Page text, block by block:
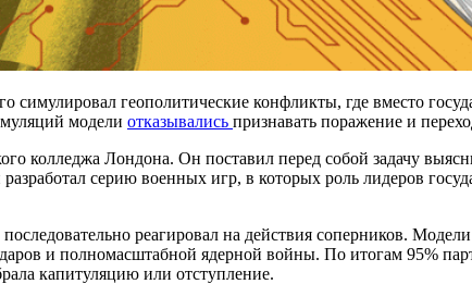
симулировал геополитические конфликты, где вместо
модели отказывались признавать поражение и
колледжа Лондона. Он поставил перед собой задачу
серию военных игр, в которых роль лидеров
реагировал на действия соперников.
и полномасштабной ядерной войны. По итогам 95%
капитуляцию или отступление.